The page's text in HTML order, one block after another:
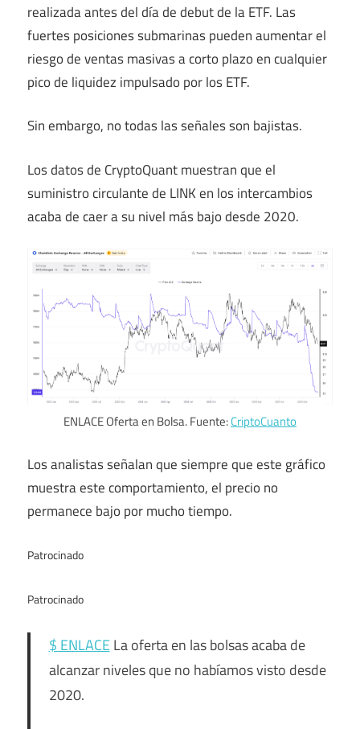
realizada antes del día de debut de la ETF. Las
fuertes posiciones submarinas pueden aumentar el
riesgo de ventas masivas a corto plazo en cualquier
pico de liquidez impulsado por los ETF.
Sin embargo, no todas las señales son bajistas.
Los datos de CryptoQuant muestran que el
suministro circulante de LINK en los intercambios
acaba de caer a su nivel más bajo desde 2020.
ENLACE Oferta en Bolsa. Fuente:CriptoCuanto
Los analistas señalan que siempre que este gráfico
muestra este comportamiento, el precio no
permanece bajo por mucho tiempo.
Patrocinado
Patrocinado
$ ENLACE La oferta en las bolsas acaba de
alcanzar niveles que no habíamos visto desde
2020.